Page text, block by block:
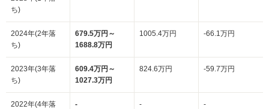
ち)
2024年(2年落
ち)
679.5万円～
1688.8万円
1005.4万円 -66.1万円
2023年(3年落
ち)
609.4万円～
1027.3万円
824.6万円 -59.7万円
2022年(4年落
- - -